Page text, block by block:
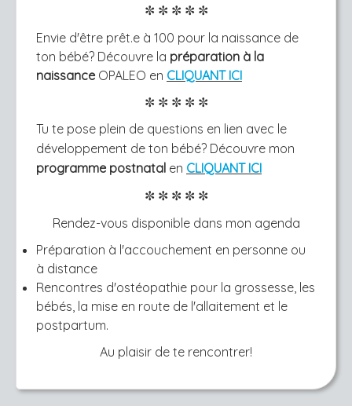
✼ ✼ ✼ ✼ ✼​
Envie d'être prêt.e à 100 pour la naissance de
ton bébé? Découvre la préparation à la
naissance OPALEO en CLIQUANT ICI
✼ ✼ ✼ ✼ ✼​
Tu te pose plein de questions en lien avec le
développement de ton bébé? Découvre mon
programme postnatal en CLIQUANT ICI
✼ ✼ ✼ ✼ ✼​
Rendez-vous disponible dans mon agenda
Préparation à l'accouchement en personne ou
à distance
Rencontres d'ostéopathie pour la grossesse, les
bébés, la mise en route de l'allaitement et le
postpartum.
Au plaisir de te rencontrer!